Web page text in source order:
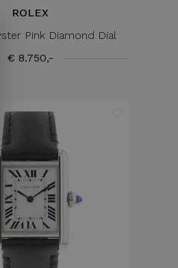
ROLEX
Pink Diamond Dial
€ 8.750,-